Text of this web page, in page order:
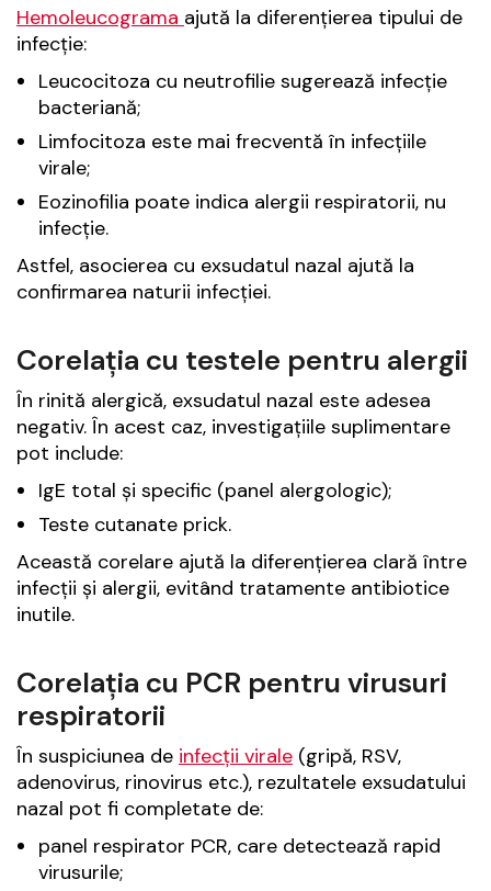
Hemoleucograma ajută la diferențierea tipului de
infecție:
Leucocitoza cu neutrofilie sugerează infecție
bacteriană;
Limfocitoza este mai frecventă în infecțiile
virale;
Eozinofilia poate indica alergii respiratorii, nu
infecție.
Astfel, asocierea cu exsudatul nazal ajută la
confirmarea naturii infecției.
Corelația cu testele pentru alergii
În rinită alergică, exsudatul nazal este adesea
negativ. În acest caz, investigațiile suplimentare
pot include:
IgE total și specific (panel alergologic);
Teste cutanate prick.
Această corelare ajută la diferențierea clară între
infecții și alergii, evitând tratamente antibiotice
inutile.
Corelația cu PCR pentru virusuri
respiratorii
În suspiciunea de infecții virale (gripă, RSV,
adenovirus, rinovirus etc.), rezultatele exsudatului
nazal pot fi completate de:
panel respirator PCR, care detectează rapid
virusurile;